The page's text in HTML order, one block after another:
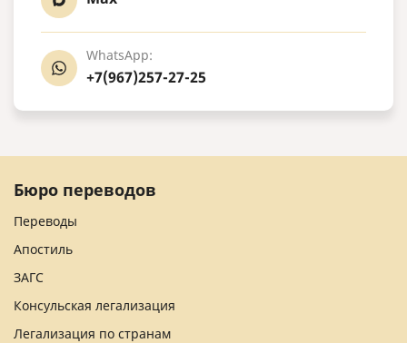
WhatsApp:
+7(967)257-27-25
Бюро переводов
Переводы
Апостиль
ЗАГС
Консульская легализация
Легализация по странам